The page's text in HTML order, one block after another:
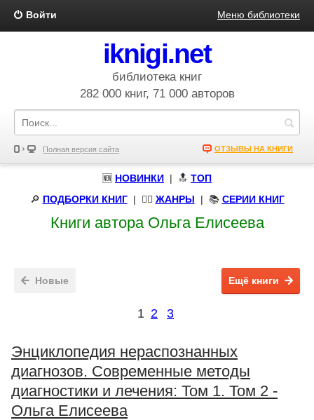
Войти Меню библиотеки
iknigi.net
библиотека книг
282 000 книг, 71 000 авторов
Полная версия сайта ОТЗЫВЫ НА КНИГИ
🆕 НОВИНКИ | 🔝 ТОП
🔎 ПОДБОРКИ КНИГ| 🧝‍♀️ ЖАНРЫ | 📚 СЕРИИ КНИГ
Книги автора Ольга Елисеева
Новые Ещё книги
1 2 3
Энциклопедия нераспознанных
диагнозов. Современные методы
диагностики и лечения: Том 1. Том 2 -
Ольга Елисеева